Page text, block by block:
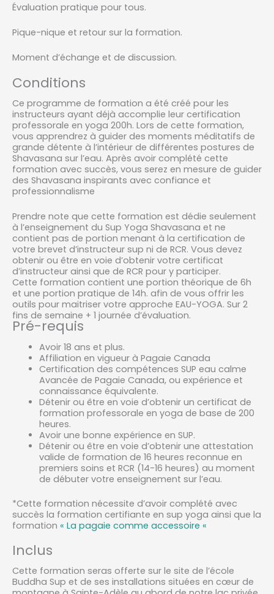
Évaluation pratique pour tous.
Pique-nique et retour sur la formation.
Moment d’échange et de discussion.
Conditions
Ce programme de formation a été créé pour les
instructeurs ayant déjà accomplie leur certification
professorale en yoga 200h. Lors de cette formation,
vous apprendrez à guider des moments méditatifs de
grande détente à l’intérieur de différentes postures de
Shavasana sur l’eau. Après avoir complété cette
formation avec succès, vous serez en mesure de guider
des Shavasana inspirants avec confiance et
professionnalisme
Prendre note que cette formation est dédie seulement
à l’enseignement du Sup Yoga Shavasana et ne
contient pas de portion menant à la certification de
votre brevet d’instructeur sup ni de RCR. Vous devez
obtenir ou être en voie d’obtenir votre certificat
d’instructeur ainsi que de RCR pour y participer.
Cette formation contient une portion théorique de 6h
et une portion pratique de 14h. afin de vous offrir les
outils pour maitriser votre approche EAU-YOGA. Sur 2
fins de semaine + 1 journée d’évaluation.
Pré-requis
Avoir 18 ans et plus.
Affiliation en vigueur à Pagaie Canada
Certification des compétences SUP eau calme
Avancée de Pagaie Canada, ou expérience et
connaissance équivalente.
Détenir ou être en voie d’obtenir un certificat de
formation professorale en yoga de base de 200
heures.
Avoir une bonne expérience en SUP.
Détenir ou être en voie d’obtenir une attestation
valide de formation de 16 heures reconnue en
premiers soins et RCR (14-16 heures) au moment
de débuter votre enseignement sur l’eau.
*Cette formation nécessite d’avoir complété avec
succès la formation certifiante en sup yoga ainsi que la
formation « La pagaie comme accessoire «
Inclus
Cette formation seras offerte sur le site de l’école
Buddha Sup et de ses installations situées en cœur de